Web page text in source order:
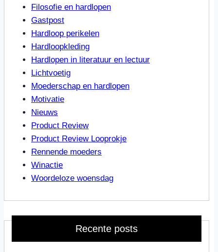
Filosofie en hardlopen
Gastpost
Hardloop perikelen
Hardloopkleding
Hardlopen in literatuur en lectuur
Lichtvoetig
Moederschap en hardlopen
Motivatie
Nieuws
Product Review
Product Review Looprokje
Rennende moeders
Winactie
Woordeloze woensdag
Recente posts